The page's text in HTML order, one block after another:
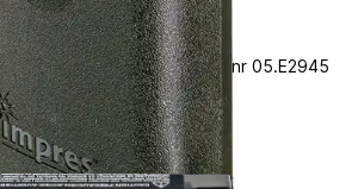
Vårt art.nr 05.E2945